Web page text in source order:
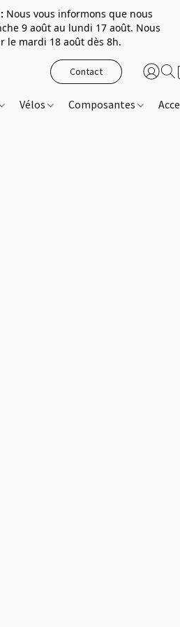
Nous vous informons que nous
9 août au lundi 17 août. Nous
le mardi 18 août dès 8h.
Contact
Vélos Composantes